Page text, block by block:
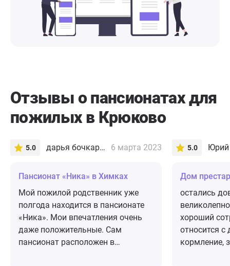
Отзывы о пансионатах для
пожилых в Крюково
5.0 дарья бочкарева 6 марта 2023
Пансионат «Ника» в Химках
Мой пожилой родственник уже
полгода находится в пансионате
«Ника». Мои впечатления очень
даже положительные. Сам
пансионат расположен в
5.0
Дом
остались
хороший
относится
кормление,